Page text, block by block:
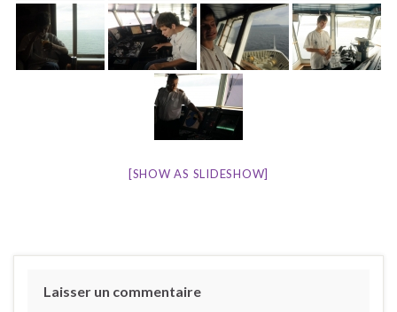
[SHOW AS SLIDESHOW]
Laisser un commentaire